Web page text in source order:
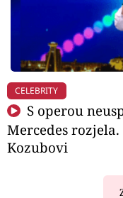
CELEBRITY
S operou
Mercedes
Kozubovi